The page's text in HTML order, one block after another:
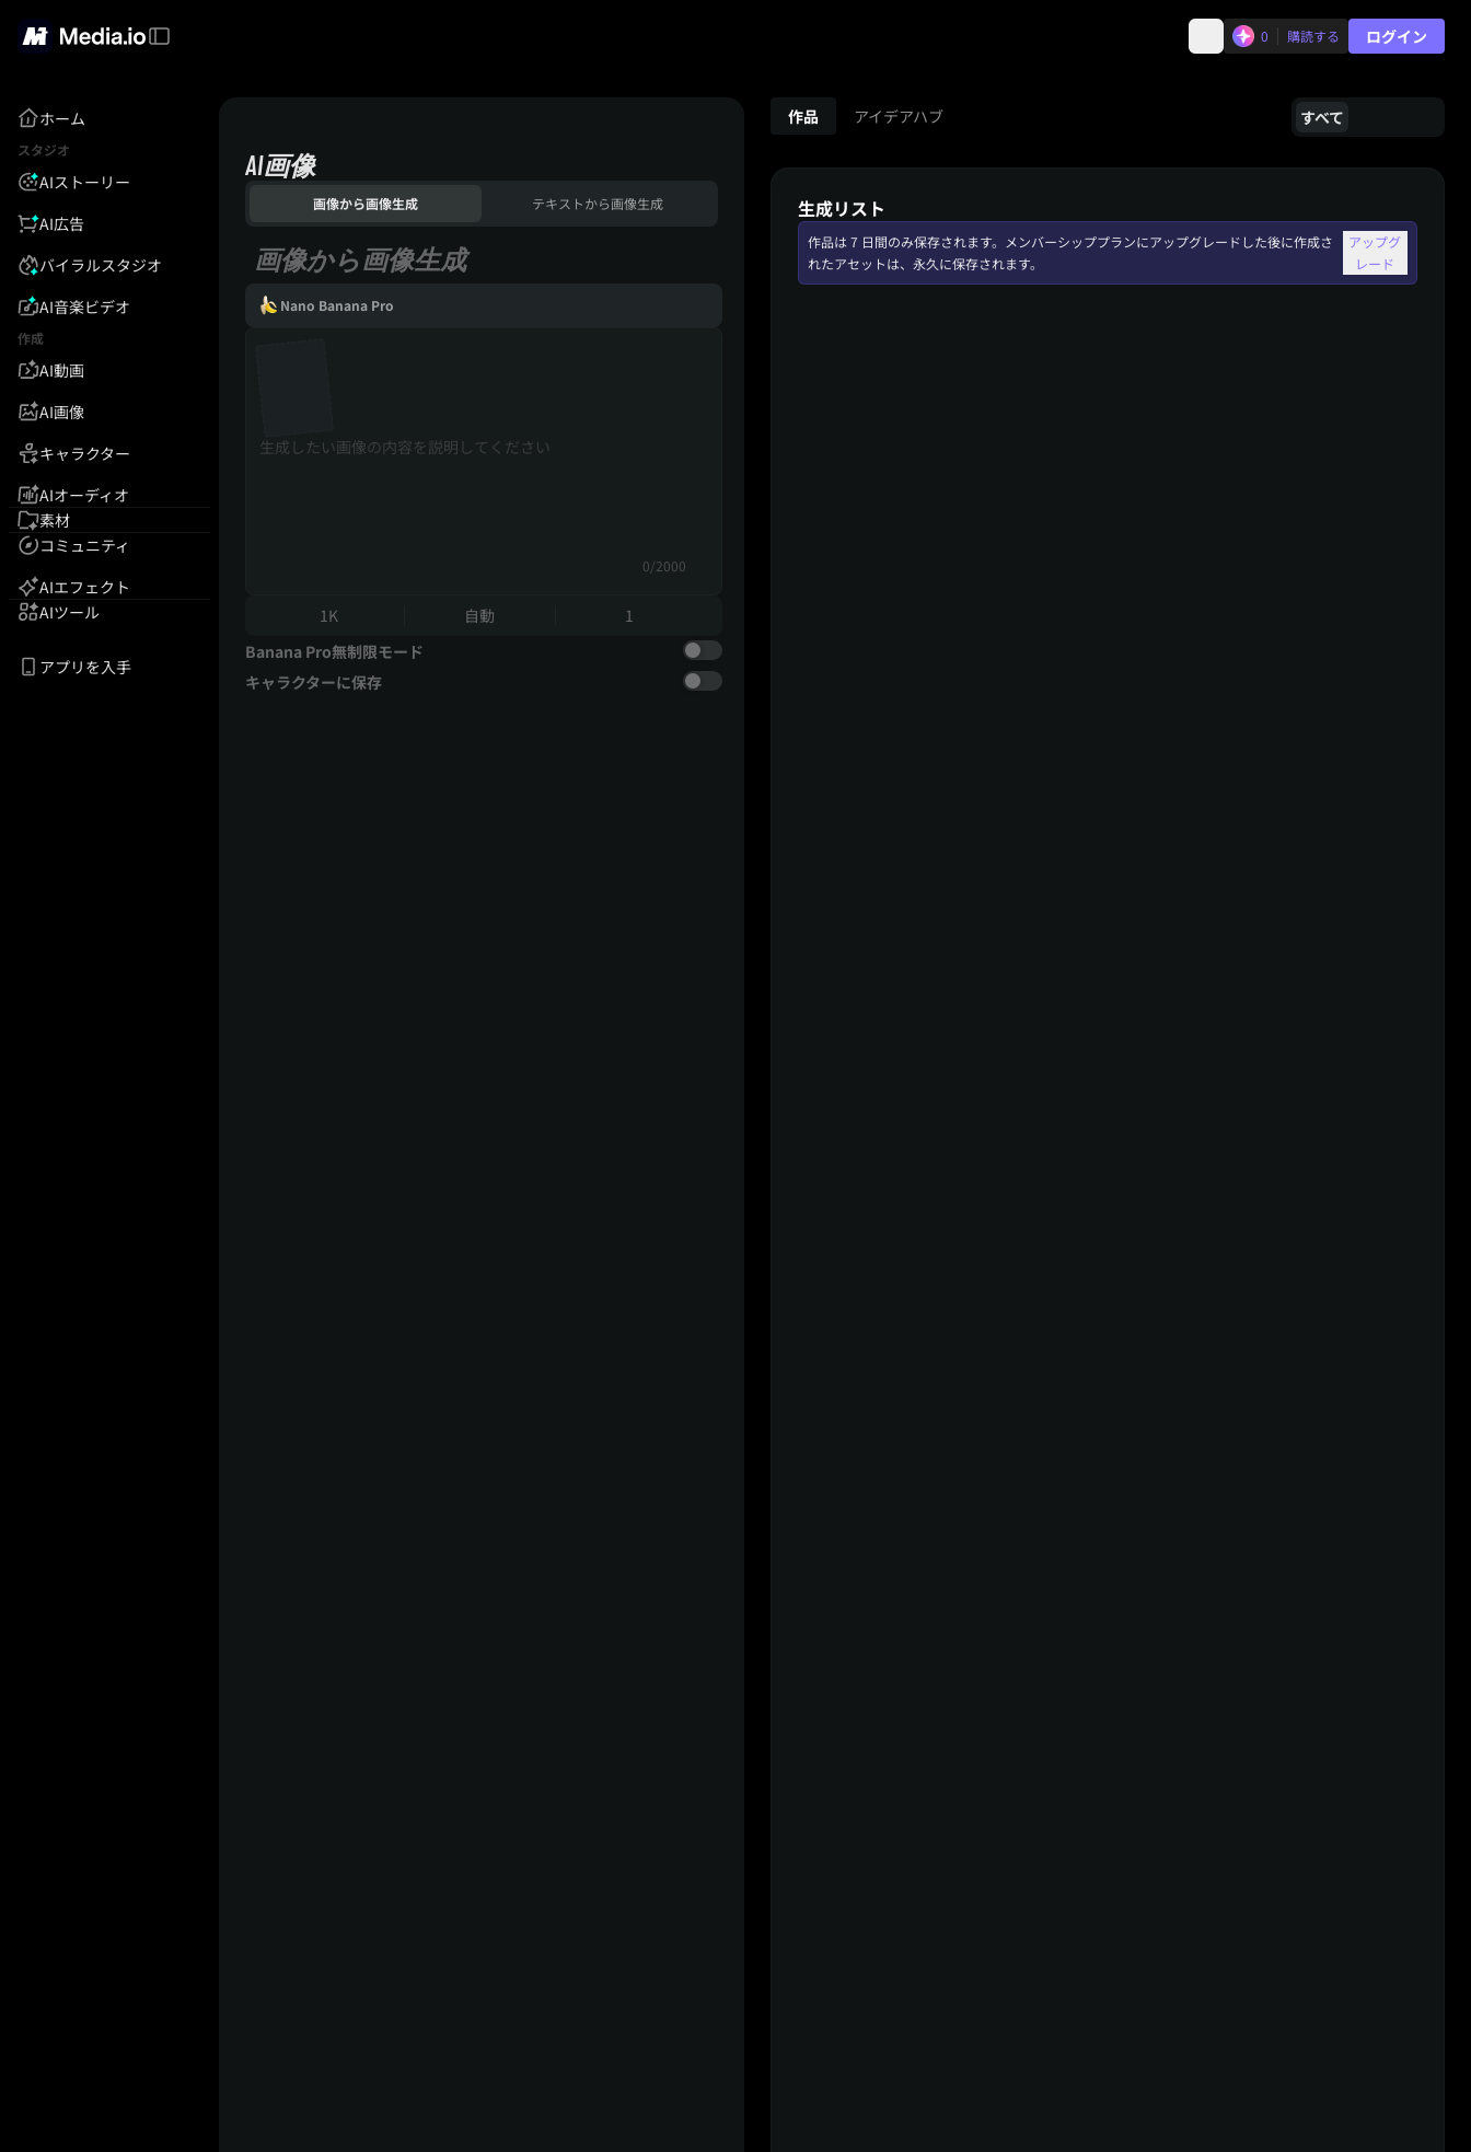
0 購読する ログイン
ホーム
スタジオ
AIストーリー
AI広告
バイラルスタジオ
AI音楽ビデオ
作成
AI動画
AI画像
キャラクター
AIオーディオ
素材
コミュニティ
AIエフェクト
AIツール
アプリを入手
AI画像
画像から画像生成 テキストから画像生成
画像から画像生成
Nano Banana Pro
0/2000
1K 自動
1
Banana Pro無制限モード
キャラクターに保存
作品 アイデアハブ すべて
生成リスト
作品は 7 日間のみ保存されます。メンバーシッププランにアップグレードした後に作成さ
れたアセットは、永久に保存されます。
アップグ
レード